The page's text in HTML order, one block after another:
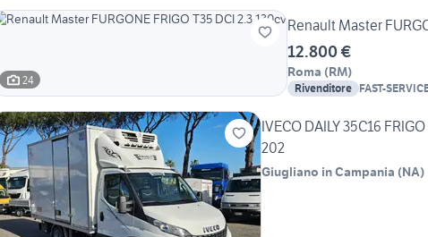
24
Renault Master
12.800 €
Roma (RM)
Rivenditore FAST-
IVECO DAILY 35C16
202
Giugliano in Campania (NA)